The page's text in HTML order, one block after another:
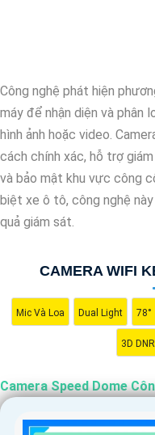
giúp tăng cường hiệu quả
Hãy chọn Camera Speed
vào một giải pháp an ninh
Công nghệ phát hiện
máy để nhận diện và phân
hình ảnh hoặc video.
cách chính xác, hỗ trợ
và bảo mật khu vực công
biệt xe ô tô, công nghệ
quả giám sát.
CAMERA WIFI
Mic Và Loa Dual Light 78°
3D DNR
Camera Speed Dome